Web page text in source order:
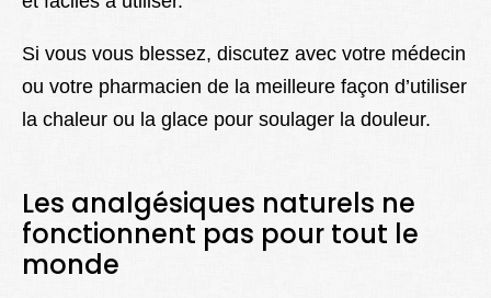
Si vous vous blessez, discutez avec votre médecin
ou votre pharmacien de la meilleure façon d’utiliser
la chaleur ou la glace pour soulager la douleur.
Les analgésiques naturels ne
fonctionnent pas pour tout le
monde